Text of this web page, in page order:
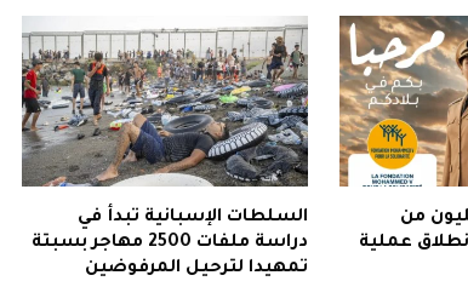
من 2,7 مليون من
عملية
السلطات الإسبانية تبدأ في
دراسة ملفات 2500 مهاجر بسبتة
تمهيدا لترحيل المرفوضين